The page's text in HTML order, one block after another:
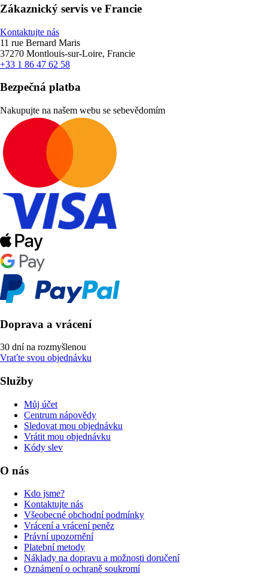
Zákaznický servis ve Francie
Kontaktujte nás
11 rue Bernard Maris
37270 Montlouis-sur-Loire, Francie
+33 1 86 47 62 58
Bezpečná platba
Nakupujte na našem webu se sebevědomím
Doprava a vrácení
30 dní na rozmyšlenou
Vraťte svou objednávku
Služby
Můj účet
Centrum nápovědy
Sledovat mou objednávku
Vrátit mou objednávku
Kódy slev
O nás
Kdo jsme?
Kontaktujte nás
Všeobecné obchodní podmínky
Vrácení a vrácení peněz
Právní upozornění
Platební metody
Náklady na dopravu a možnosti doručení
Oznámení o ochraně soukromí